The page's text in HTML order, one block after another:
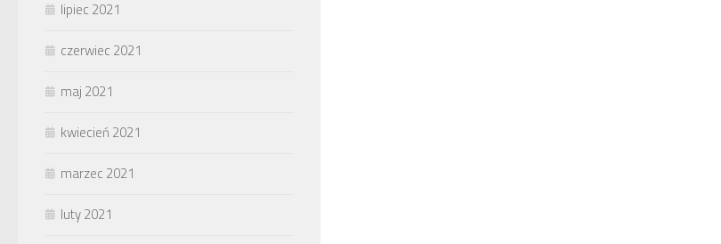
lipiec 2021
czerwiec 2021
maj 2021
kwiecień 2021
marzec 2021
luty 2021